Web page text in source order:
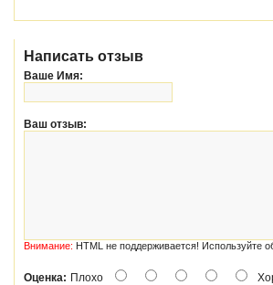
Написать отзыв
Ваше Имя:
Ваш отзыв:
Внимание: HTML не поддерживается! Используйте
Оценка: Плохо